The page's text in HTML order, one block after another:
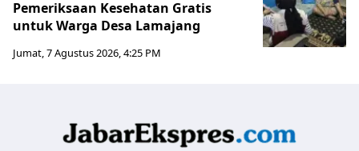
Pemeriksaan Kesehatan Gratis
untuk Warga Desa Lamajang
Jumat, 7 Agustus 2026, 4:25 PM